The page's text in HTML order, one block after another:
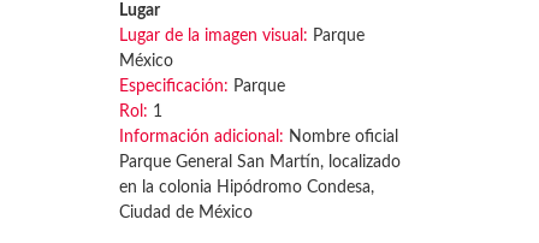
Lugar
Lugar de la imagen visual: Parque
México
Especificación: Parque
Rol: 1
Información adicional: Nombre oficial
Parque General San Martín, localizado
en la colonia Hipódromo Condesa,
Ciudad de México